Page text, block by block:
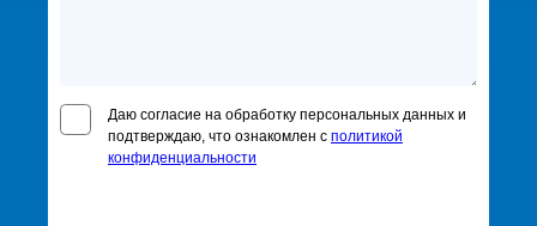
Даю согласие на обработку персональных данных и
подтверждаю, что ознакомлен с политикой
конфиденциальности